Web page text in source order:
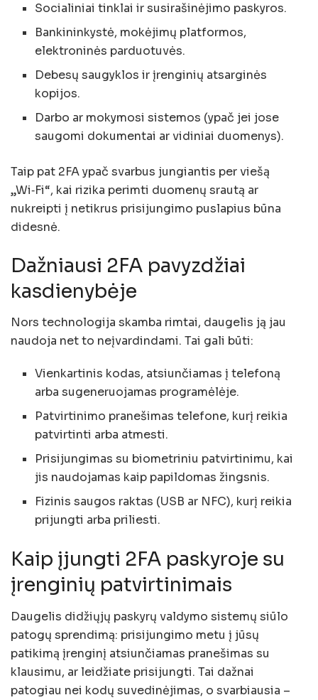
Socialiniai tinklai ir susirašinėjimo paskyros.
Bankininkystė, mokėjimų platformos,
elektroninės parduotuvės.
Debesų saugyklos ir įrenginių atsarginės
kopijos.
Darbo ar mokymosi sistemos (ypač jei jose
saugomi dokumentai ar vidiniai duomenys).
Taip pat 2FA ypač svarbus jungiantis per viešą
„Wi‑Fi“, kai rizika perimti duomenų srautą ar
nukreipti į netikrus prisijungimo puslapius būna
didesnė.
Dažniausi 2FA pavyzdžiai
kasdienybėje
Nors technologija skamba rimtai, daugelis ją jau
naudoja net to neįvardindami. Tai gali būti:
Vienkartinis kodas, atsiunčiamas į telefoną
arba sugeneruojamas programėlėje.
Patvirtinimo pranešimas telefone, kurį reikia
patvirtinti arba atmesti.
Prisijungimas su biometriniu patvirtinimu, kai
jis naudojamas kaip papildomas žingsnis.
Fizinis saugos raktas (USB ar NFC), kurį reikia
prijungti arba priliesti.
Kaip įjungti 2FA paskyroje su
įrenginių patvirtinimais
Daugelis didžiųjų paskyrų valdymo sistemų siūlo
patogų sprendimą: prisijungimo metu į jūsų
patikimą įrenginį atsiunčiamas pranešimas su
klausimu, ar leidžiate prisijungti. Tai dažnai
patogiau nei kodų suvedinėjimas, o svarbiausia –